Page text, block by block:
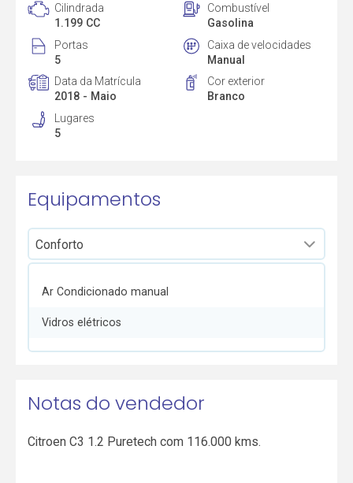
Cilindrada
1.199 CC
Combustível
Gasolina
Portas
5
Caixa de velocidades
Manual
Data da Matrícula
2018 - Maio
Cor exterior
Branco
Lugares
5
Equipamentos
Ar Condicionado manual
Vidros elétricos
Notas do vendedor
Citroen C3 1.2 Puretech com 116.000 kms.